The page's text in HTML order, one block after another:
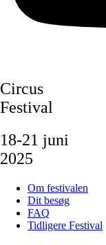
Circus
Festival
18-21 juni
2025
Om festivalen
Dit besøg
FAQ
Tidligere Festival